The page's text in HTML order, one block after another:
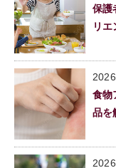
保護
リ
食物
品を